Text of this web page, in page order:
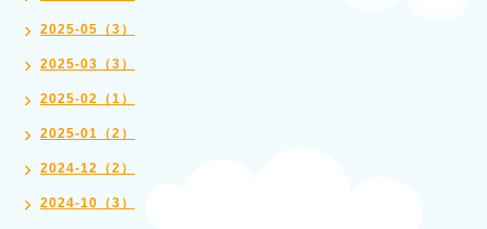
2025-05（3）
2025-03（3）
2025-02（1）
2025-01（2）
2024-12（2）
2024-10（3）